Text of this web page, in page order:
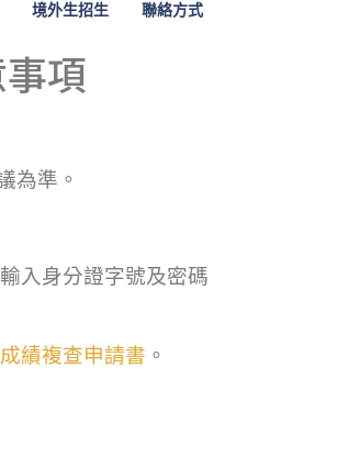
境外生招生 聯絡方式
項
為準。
入身分證字號及密碼
成績複查申請書 。